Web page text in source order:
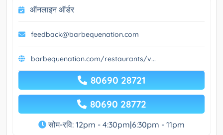
ऑनलाइन ऑर्डर
feedback@barbequenation.com
barbequenation.com/restaurants/v...
80690 28721
80690 28772
सोम-रवि: 12pm - 4:30pm|6:30pm - 11pm